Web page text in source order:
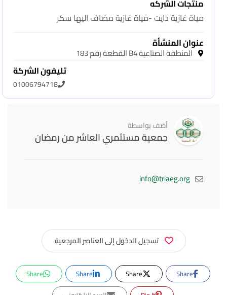
منتجات الشركه
مياة غازية دايت -مياة غازية مضاف اليها سكر
عنوان المنشأة
المنطقة الصتاعية B4 القطعة رقم 183
تليفون الشركة
01006794718
أضف بواسطة
جمعية مستثمري العاشر من رمضان
info@triaeg.org
تسجيل الدخول إلى العناصر المرجعية
Share
Share
Share
Share